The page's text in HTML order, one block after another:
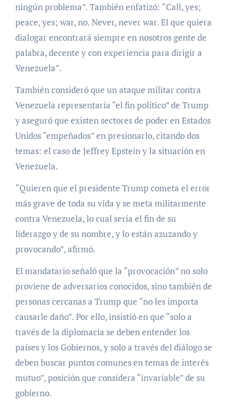
ningún problema”. También enfatizó: “Call, yes;
peace, yes; war, no. Never, never war. El que quiera
dialogar encontrará siempre en nosotros gente de
palabra, decente y con experiencia para dirigir a
Venezuela”.
También consideró que un ataque militar contra
Venezuela representaría “el fin político” de Trump
y aseguró que existen sectores de poder en Estados
Unidos “empeñados” en presionarlo, citando dos
temas: el caso de Jeffrey Epstein y la situación en
Venezuela.
“Quieren que el presidente Trump cometa el error
más grave de toda su vida y se meta militarmente
contra Venezuela, lo cual sería el fin de su
liderazgo y de su nombre, y lo están azuzando y
provocando”, afirmó.
El mandatario señaló que la “provocación” no solo
proviene de adversarios conocidos, sino también de
personas cercanas a Trump que “no les importa
causarle daño”. Por ello, insistió en que “solo a
través de la diplomacia se deben entender los
países y los Gobiernos, y solo a través del diálogo se
deben buscar puntos comunes en temas de interés
mutuo”, posición que considera “invariable” de su
gobierno.